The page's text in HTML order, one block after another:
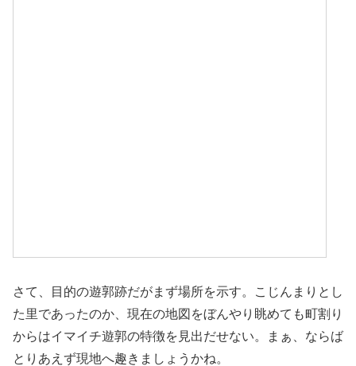
さて、目的の遊郭跡だがまず場所を示す。こじんまりとし
た里であったのか、現在の地図をぼんやり眺めても町割り
からはイマイチ遊郭の特徴を見出だせない。まぁ、ならば
とりあえず現地へ趣きましょうかね。